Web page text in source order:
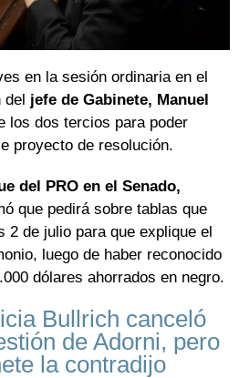
en la sesión ordinaria en el
del jefe de Gabinete, Manuel
los dos tercios para poder
proyecto de resolución.
del PRO en el Senado,
que pedirá sobre tablas que
2 de julio para que explique el
luego de haber reconocido
dólares ahorrados en negro.
Bullrich canceló
de Adorni, pero
la contradijo